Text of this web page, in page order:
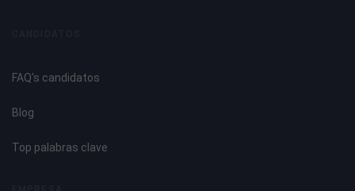
FAQ's candidatos
Blog
Top palabras clave